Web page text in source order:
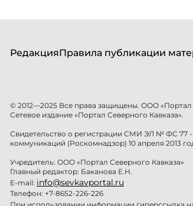
РедакцияПравила публикации
© 2012—2025 Все права защищены. ООО «Портал
Сетевое издание «Портал Северного Кавказа».
Свидетельство о регистрации СМИ ЭЛ № ФС 77
коммуникаций (Роскомнадзор) 10 апреля 2013
Учредитель: ООО «Портал Северного Кавказа»
Главный редактор: Баканова Е.Н.
E-mail: info@sevkavportal.ru
Телефон: +7-8652-226-226